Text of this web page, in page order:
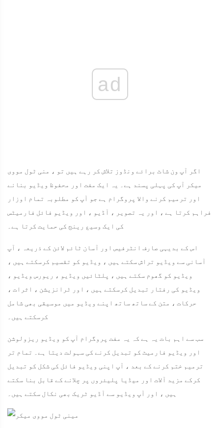
ad
اگر آپ ون شاٹ برائے ونڈوز تلاش کر رہے ہیں تو ، منی ٹول مووی
میکر آپ کی پہلی پسند ہے۔ یہ ایک مفت اور محفوظ ویڈیو بنانے
اور ترمیم کرنے والا پروگرام ہے جو آپ کو مطلوبہ تمام اوزار
فراہم کرتا ہے ، اور یہ تصویر ، آڈیو ، اور ویڈیو فائل فارمیٹس
کی ایک وسیع رینج کی حمایت کرتا ہے۔
اس کے بدیہی صارف انٹرفیس اور آسان ٹائم لائن کے ذریعہ ، آپ
آسانی سے ویڈیو تراش سکتے ہیں ، ویڈیو کو تقسیم کرسکتے ہیں ،
ویڈیو کو گھوم سکتے ہیں ، پلٹائیں ویڈیو ، ریورس ویڈیو ،
ویڈیو کی رفتار تبدیل کرسکتے ہیں ، اور ٹرانزیشن ، اثرات ،
حرکات ، متن کے ساتھ ساتھ اپنے ویڈیو میں موسیقی بھی شامل
کرسکتے ہیں۔
سب سے اہم بات یہ ہے کہ یہ مفت پروگرام آپ کو ویڈیو ریزولوشن
اور ویڈیو فارمیٹ کو تبدیل کرنے کی سہولت دیتا ہے۔ تمام تر
ترمیم ختم کرنے کے بعد ، آپ اپنی ویڈیو فائل کی شکل کو تبدیل
کرکے مزید آلات اور میڈیا پلیئروں پر چلانے کے قابل بنا سکتے
ہیں ، اور آپ ویڈیو سے آڈیو ٹریک بھی نکال سکتے ہیں۔